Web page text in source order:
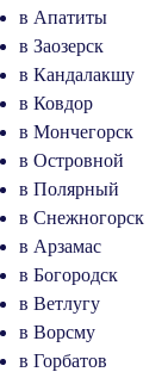
в Апатиты
в Заозерск
в Кандалакшу
в Ковдор
в Мончегорск
в Островной
в Полярный
в Снежногорск
в Арзамас
в Богородск
в Ветлугу
в Ворсму
в Горбатов